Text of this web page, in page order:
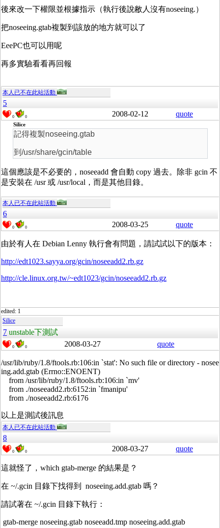
後來改一下權限並根據指示（執行後說敝人沒有noseeing.）
把noseeing.gtab複製到該放的地方就可以了
EeePC也可以用呢
再多實驗看看再回報
本人已不在此站活動
5
0 0 2008-02-12 quote
Silice
記得複製noseeing.gtab
到/usr/share/gcin/table
這個應該是不必要的，noseeadd 會自動 copy 過去。除非 gcin 不
是安裝在 /usr 或 /usr/local，而是其他目錄。
本人已不在此站活動
6
0 0 2008-03-25 quote
由於有人在 Debian Lenny 執行會有問題，請試試以下的版本：
http://edt1023.sayya.org/gcin/noseeadd2.rb.gz
http://cle.linux.org.tw/~edt1023/gcin/noseeadd2.rb.gz
edited: 1
Silice
7 unstable下測試
0 0 2008-03-27 quote
/usr/lib/ruby/1.8/ftools.rb:106:in `stat': No such file or directory - nosee
ing.add.gtab (Errno::ENOENT)
from /usr/lib/ruby/1.8/ftools.rb:106:in `mv'
from ./noseeadd2.rb:6152:in `fmanipu'
from ./noseeadd2.rb:6176
以上是測試後訊息
本人已不在此站活動
8
0 0 2008-03-27 quote
這就怪了，which gtab-merge 的結果是？
在 ~/.gcin 目錄下找得到 noseeing.add.gtab 嗎？
請試著在 ~/.gcin 目錄下執行：
gtab-merge noseeing.gtab noseeadd.tmp noseeing.add.gtab